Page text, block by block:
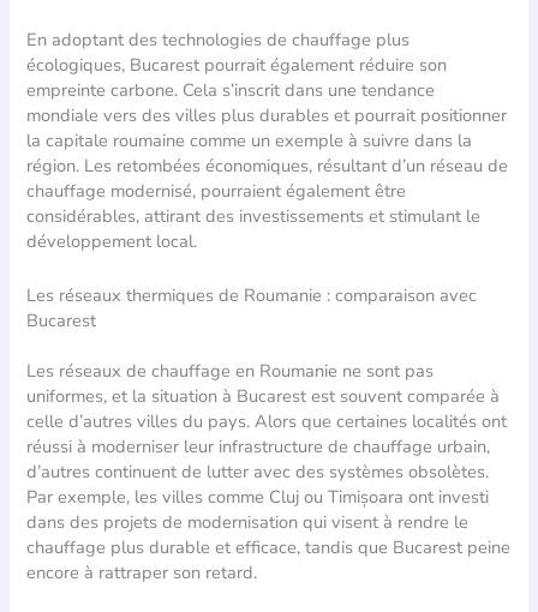
En adoptant des technologies de chauffage plus
écologiques, Bucarest pourrait également réduire son
empreinte carbone. Cela s’inscrit dans une tendance
mondiale vers des villes plus durables et pourrait positionner
la capitale roumaine comme un exemple à suivre dans la
région. Les retombées économiques, résultant d’un réseau de
chauffage modernisé, pourraient également être
considérables, attirant des investissements et stimulant le
développement local.
Les réseaux thermiques de Roumanie : comparaison avec
Bucarest
Les réseaux de chauffage en Roumanie ne sont pas
uniformes, et la situation à Bucarest est souvent comparée à
celle d’autres villes du pays. Alors que certaines localités ont
réussi à moderniser leur infrastructure de chauffage urbain,
d’autres continuent de lutter avec des systèmes obsolètes.
Par exemple, les villes comme Cluj ou Timișoara ont investi
dans des projets de modernisation qui visent à rendre le
chauffage plus durable et efficace, tandis que Bucarest peine
encore à rattraper son retard.